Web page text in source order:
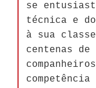
se
técnica e
à sua
centenas